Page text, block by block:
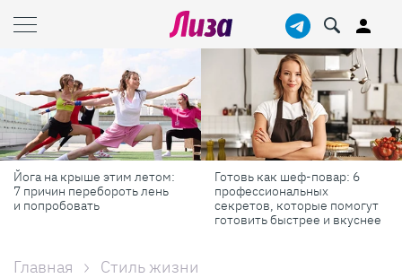
Готовь как шеф-повар: 6
профессиональных
секретов, которые помогут
Масштабные приключения:
самые красивые фестивали
России в августе
Главная Стиль жизни